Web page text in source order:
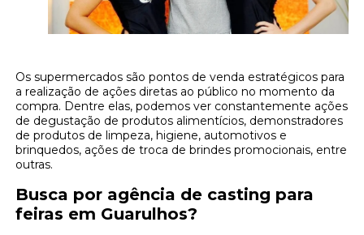
Os supermercados são pontos de venda estratégicos para
a realização de ações diretas ao público no momento da
compra. Dentre elas, podemos ver constantemente ações
de degustação de produtos alimentícios, demonstradores
de produtos de limpeza, higiene, automotivos e
brinquedos, ações de troca de brindes promocionais, entre
outras.
Busca por agência de casting para
feiras em Guarulhos?